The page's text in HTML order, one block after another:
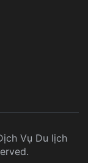
Vụ Du lịch